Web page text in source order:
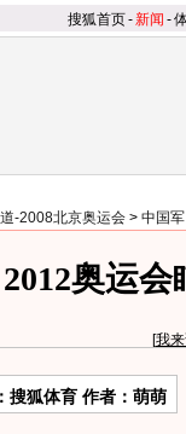
搜狐首页-新闻 -
-2008北京奥运会 > 中国
奥运
[我
搜狐体育 作者：萌萌